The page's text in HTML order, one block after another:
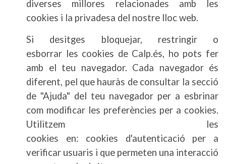
diverses millores relacionades amb les
cookies i la privadesa del nostre lloc web.
Si desitges bloquejar, restringir o
esborrar les cookies de Calp.és, ho pots fer
amb el teu navegador. Cada navegador és
diferent, pel que hauràs de consultar la secció
de "Ajuda" del teu navegador per a esbrinar
com modificar les preferències per a cookies.
Utilitzem les
cookies en: cookies d'autenticació per a
verificar usuaris i que permeten una interacció